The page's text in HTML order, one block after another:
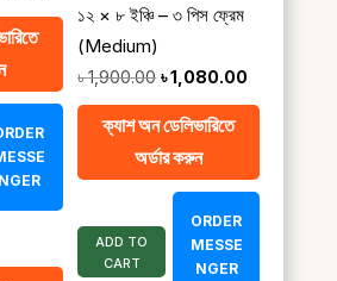
price
৳ 1,515.00.
NGER
১২ × ৮ ইঞ্চি – ৩ পিস ফ্রেম
(Medium)
৳1,900.00 Original
price
was:
৳ 1,900.00.
৳1,080.00
price
ক্যাশ অন ডেলিভারিতে
অর্ডার করুন
ADD TO
CART
ORDER
MESSE
NGER